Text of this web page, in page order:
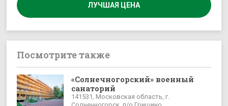
ЛУЧШАЯ ЦЕНА
Посмотрите также
«Солнечногорский» военный
санаторий
141531, Московская область, г.